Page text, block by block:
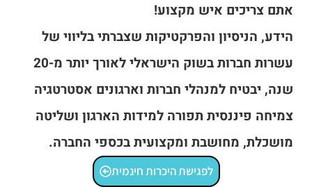
אתם צריכים איש מקצוע!
הידע, הניסיון והפרקטיקות שצברתי בליווי של
עשרות חברות בשוק הישראלי לאורך יותר מ-20
שנה, יבטיח למנהלי חברות וארגונים אסטרטגיה
צמיחה פיננסית תפורה למידות הארגון ושליטה
מושכלת, מחושבת ומקצועית בכספי החברה.
לפגישת היכרות חינמית